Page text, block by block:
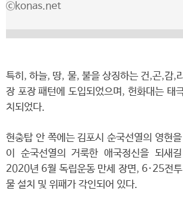
ⓒkonas.net
특히, 하늘, 땅, 물, 불을 상징하는 건,곤,감,
장 포장 패턴에 도입되었으며, 헌화대는 태
치되었다.
현충탑 안 쪽에는 김포시 순국선열의 영현
이 순국선열의 거룩한 애국정신을 되새
2020년 6월 독립운동 만세 장면, 6·25전
물 설치 및 위패가 각인되어 있다.